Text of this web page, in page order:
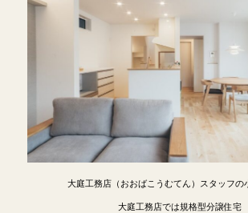
大庭工務店（おおばこうむてん）スタッフの
大庭工務店では規格型分譲住宅